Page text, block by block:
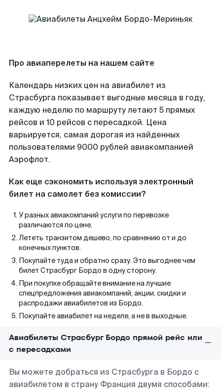
Про авиаперелеты на нашем сайте
Календарь низких цен на авиабилет из
Страсбурга показывает выгодные месяца в году,
каждую неделю по маршруту летают 5 прямых
рейсов и 10 рейсов с пересадкой. Цена
варьируется, самая дорогая из найденных
пользователями 9000 рублей авиакомпанией
Аэрофлот.
Как еще сэкономить используя электронный
билет на самолет без комиссии?
У разных авиакомпаний услуги по перевозке
различаются по цене.
Лететь транзитом дешево, по сравнению от и до
конечных пунктов.
Покупайте туда и обратно сразу. Это выгоднее чем
билет Страсбург Бордо в одну сторону.
При покупке обращайте внимание на лучшие
спецпредложения авиакомпаний, акции, скидки и
распродажи авиабилетов из Бордо.
Покупайте авиабилет на неделе, а не в выходные.
Авиабилеты Страсбург Бордо прямой рейс или
с пересадками
Вы можете добраться из Страсбурга в Бордо с
авиабилетом в страну Франция двумя способами: